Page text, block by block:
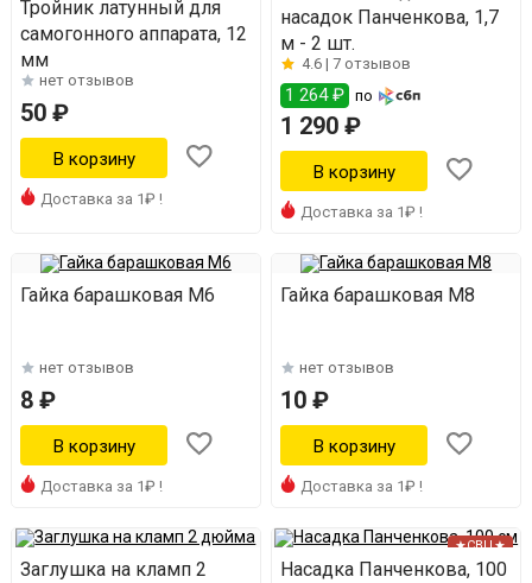
Тройник латунный для
самогонного аппарата, 12
мм
нет отзывов
50 ₽
Доставка за 1₽ !
насадок Панченкова, 1,7
м - 2 шт.
4.6 |7 отзывов
1 264 ₽ по
1 290 ₽
Доставка за 1₽ !
Гайка барашковая М6
нет отзывов
8 ₽
Доставка за 1₽ !
Гайка барашковая М8
нет отзывов
10 ₽
Доставка за 1₽ !
Заглушка на кламп 2
★СВЦ★
Насадка Панченкова, 100